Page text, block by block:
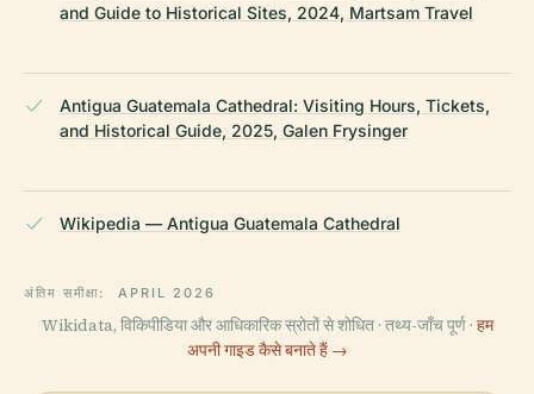
and Guide to Historical Sites, 2024, Martsam Travel
Antigua Guatemala Cathedral: Visiting Hours, Tickets,
and Historical Guide, 2025, Galen Frysinger
Wikipedia — Antigua Guatemala Cathedral
अंतिम समीक्षा: APRIL 2026
Wikidata, विकिपीडिया और आधिकारिक स्रोतों से शोधित · तथ्य-जाँच पूर्ण · हम
अपनी गाइड कैसे बनाते हैं →